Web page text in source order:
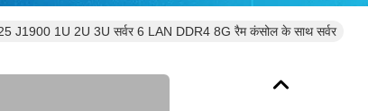
J1900 1U 2U 3U सर्वर 6 LAN DDR4 8G रैम कंसोल के साथ सर्वर